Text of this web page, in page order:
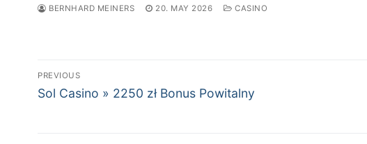
BERNHARD MEINERS 20. MAY 2026 CASINO
Post
navigation
PREVIOUS
Previous
Sol Casino » 2250 zł Bonus Powitalny